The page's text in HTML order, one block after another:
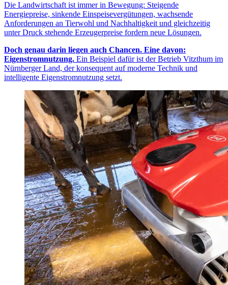
Die Landwirtschaft ist immer in Bewegung: Steigende
Energiepreise, sinkende Einspeisevergütungen, wachsende
Anforderungen an Tierwohl und Nachhaltigkeit und gleichzeitig
unter Druck stehende Erzeugerpreise fordern neue Lösungen.
Doch genau darin liegen auch Chancen. Eine davon:
Eigenstromnutzung. Ein Beispiel dafür ist der Betrieb Vitzthum im
Nürnberger Land, der konsequent auf moderne Technik und
intelligente Eigenstromnutzung setzt.